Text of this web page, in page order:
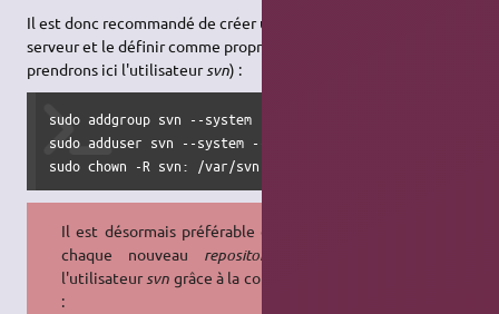
Il est donc recommandé de créer un utilisateur pour lancer le
serveur et le définir comme propriétaire du dépôt (nous
prendrons ici l'utilisateursvn) :
sudo addgroup svn --system
sudo adduser svn --system --home /var/svn --no-create-
sudo chown -R svn: /var/svn
Il est désormais préférable de créer
chaque nouveau repository
l'utilisateur svn grâce à la commande
: